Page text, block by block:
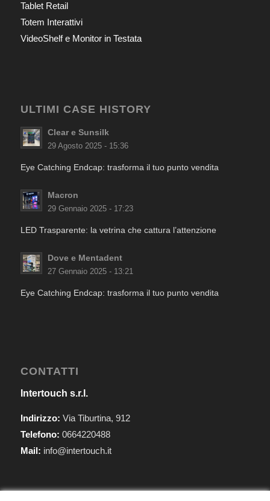
Tablet Retail
Totem Interattivi
VideoShelf e Monitor in Testata
ULTIMI CASE HISTORY
Clear e Sunsilk
29 Agosto 2025 - 15:36
Eye Catching Endcap: trasforma il tuo punto vendita
Macron
29 Gennaio 2025 - 17:23
LED Trasparente: la vetrina che cattura l’attenzione
Dove e Mentadent
27 Gennaio 2025 - 13:21
Eye Catching Endcap: trasforma il tuo punto vendita
CONTATTI
Intertouch s.r.l.
Indirizzo: Via Tiburtina, 912
Telefono: 0664220488
Mail: info@intertouch.it